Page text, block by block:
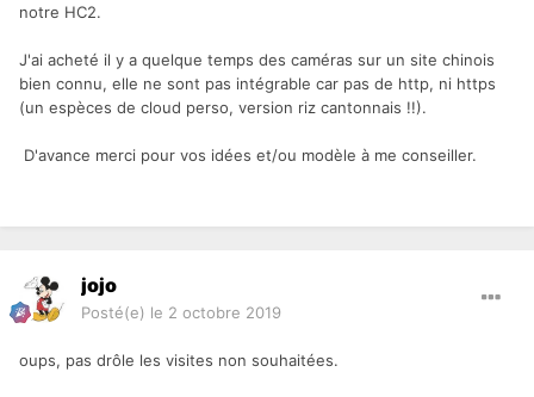
notre HC2.
J'ai acheté il y a quelque temps des caméras sur un site chinois
bien connu, elle ne sont pas intégrable car pas de http, ni https
(un espèces de cloud perso, version riz cantonnais !!).
D'avance merci pour vos idées et/ou modèle à me conseiller.
jojo
Posté(e) le 2 octobre 2019
oups, pas drôle les visites non souhaitées.